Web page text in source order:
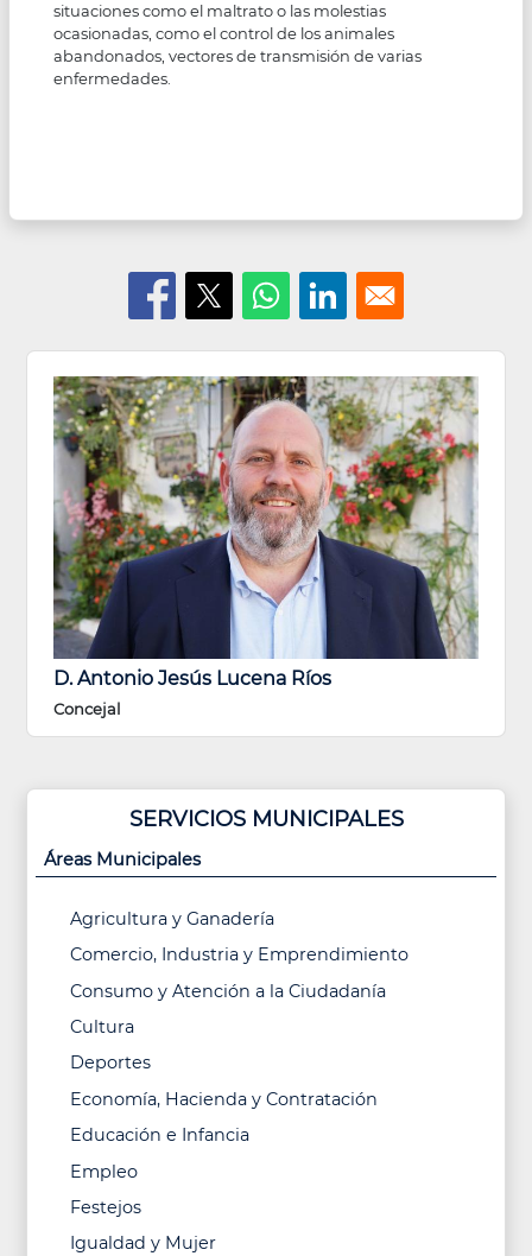
D. Antonio Jesús Lucena Ríos
Concejal
SERVICIOS MUNICIPALES
Áreas Municipales
Agricultura y Ganadería
Comercio, Industria y Emprendimiento
Consumo y Atención a la Ciudadanía
Cultura
Deportes
Economía, Hacienda y Contratación
Educación e Infancia
Empleo
Festejos
Igualdad y Mujer
situaciones como el maltrato o las molestias
ocasionadas, como el control de los animales
abandonados, vectores de transmisión de varias
enfermedades.